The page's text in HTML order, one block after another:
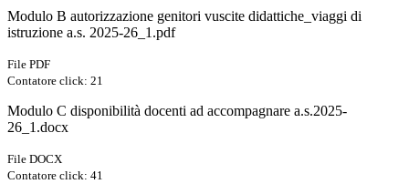
Modulo B autorizzazione genitori vuscite didattiche_viaggi di
istruzione a.s. 2025-26_1.pdf
File PDF
Contatore click: 21
Modulo C disponibilità docenti ad accompagnare a.s.2025-
26_1.docx
File DOCX
Contatore click: 41